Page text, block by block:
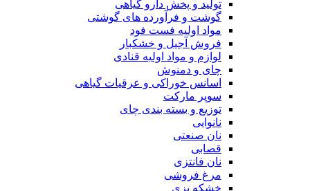
تولید و پخش دارو گیاهی
گوشت و فرآورده های گوشتی
مواد اولیه فست فود
فروش آجیل و خشکبار
لوازم و مواد اولیه قنادی
چای و دمنوش
اسانس خوراکی و عرقیات گیاهی
سوپر مارکت
توزیع و بسته بندی چای
نانوایی
نان صنعتی
قصابی
نان فانتزی
مرغ فروشی
خشکه پزی